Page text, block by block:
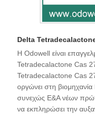
Delta
Η Odowell είναι
Tetradecalactone Cas
Tetradecalactone Cas
οργώνει στη
συνεχώς Ε&Α νέων
να εκπληρώσει την